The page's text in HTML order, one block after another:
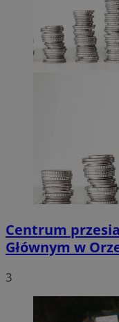
Centrum
Głównym w
3